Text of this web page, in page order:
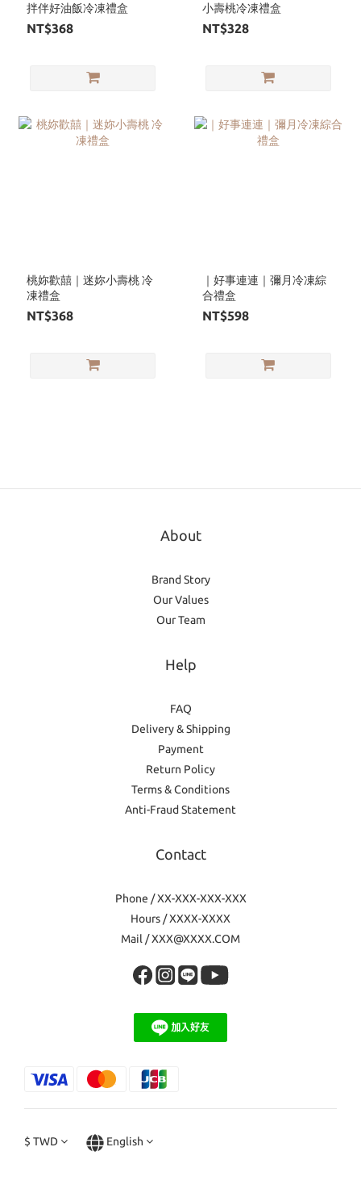
拌伴好油飯冷凍禮盒
NT$368
小壽桃冷凍禮盒
NT$328
桃妳歡囍｜迷妳小壽桃 冷
凍禮盒
NT$368
｜好事連連｜彌月冷凍綜
合禮盒
NT$598
About
Brand Story
Our Values
Our Team
Help
FAQ
Delivery & Shipping
Payment
Return Policy
Terms & Conditions
Anti-Fraud Statement
Contact
Phone / XX-XXX-XXX-XXX
Hours / XXXX-XXXX
Mail / XXX@XXXX.COM
$ TWD English